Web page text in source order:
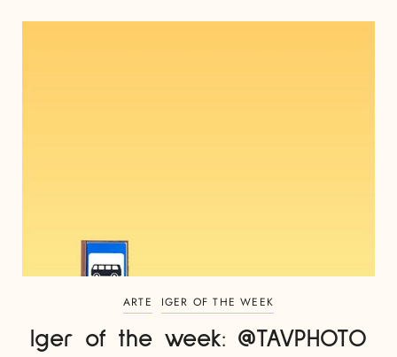
ARTE IGER OF THE WEEK
Iger of the week: @TAVPHOTO